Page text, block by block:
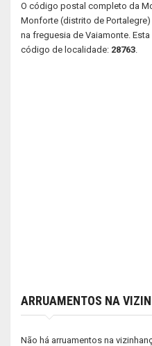
O código postal completo da
Monforte (distrito de Portalegre)
na freguesia de Vaiamonte.
código de localidade: 28763.
ARRUAMENTOS NA
Não há arruamentos na